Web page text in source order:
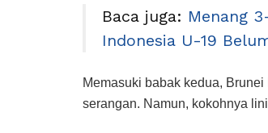
Baca juga: Menang
Indonesia U-19
Memasuki babak kedua,
serangan. Namun, kokohnya